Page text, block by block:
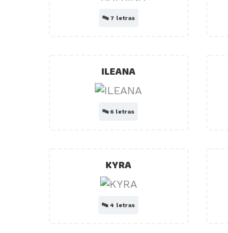
🔤 7 letras
ILEANA
🔤6 letras
KYRA
🔤 4 letras